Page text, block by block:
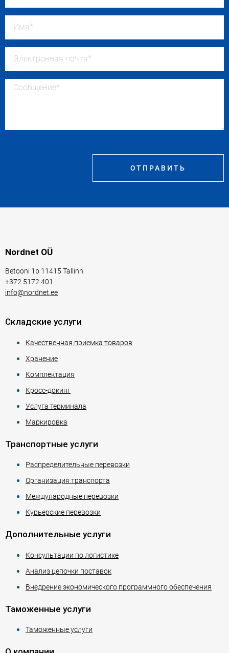
ОТПРАВИТЬ
Nordnet OÜ
Betooni 1b 11415 Tallinn
+372 5172 401
info@nordnet.ee
Складские услуги
Качественная приемка товаров
Хранение
Комплектация
Кросс-докинг
Услуга терминала
Маркировка
Транспортные услуги
Распределительные перевозки
Организация транспорта
Международные перевозки
Курьерские перевозки
Дополнительные услуги
Консультации по логистике
Анализ цепочки поставок
Внедрение экономического программного обеспечения
Таможенные услуги
Таможенные услуги